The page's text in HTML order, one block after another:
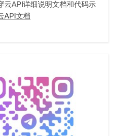
云API详细说明文档和代码示
API文档